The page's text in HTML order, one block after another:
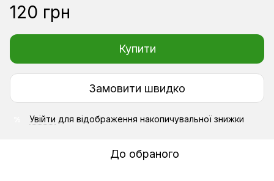
120 грн
Купити
Замовити швидко
Увійти для відображення накопичувальної знижки
До обраного